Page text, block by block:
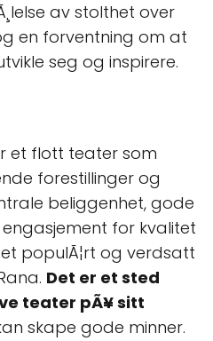
av stolthet over
en forventning om at
seg og inspirere.
et flott teater som
forestillinger og
beliggenhet, gode
for kvalitet
populÃ¦rt og verdsatt
Det er et sted
teater pÃ¥ sitt
skape gode minner.